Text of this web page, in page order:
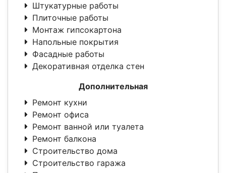
Штукатурные работы
Плиточные работы
Монтаж гипсокартона
Напольные покрытия
Фасадные работы
Декоративная отделка стен
Дополнительная
Ремонт кухни
Ремонт офиса
Ремонт ванной или туалета
Ремонт балкона
Строительство дома
Строительство гаража